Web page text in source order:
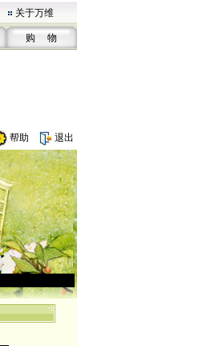
关于万维
购 物
帮助 退出